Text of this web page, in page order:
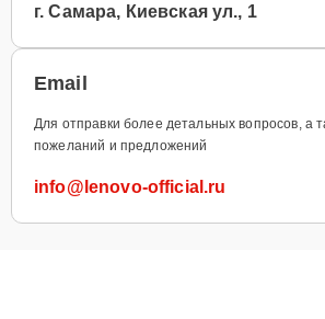
г. Самара, Киевская ул., 1
Email
Для отправки более детальных вопросов, а
пожеланий и предложений
info@lenovo-official.ru